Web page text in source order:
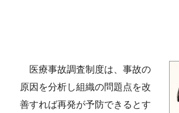
医療事故調査制度は、事故の
原因を分析し組織の問題点を改
善すれば再発が予防できるとす